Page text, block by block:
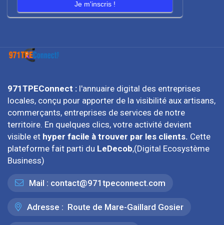
Je m'inscris !
971TPEConnect : l'annuaire digital des entreprises
locales, conçu pour apporter de la visibilité aux artisans,
commerçants, entreprises de services de notre
territoire. En quelques clics, votre activité devient
visible et hyper facile à trouver par les clients. Cette
plateforme fait parti du LeDecob,(Digital Ecosystème
Business)
Mail : contact@971tpeconnect.com
Adresse : Route de Mare-Gaillard Gosier